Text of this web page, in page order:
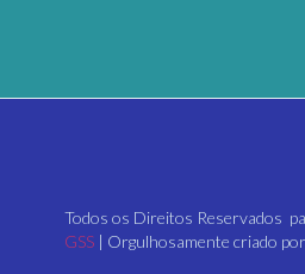
Todos os Direitos Reservados
GSS| Orgulhosamente criado por